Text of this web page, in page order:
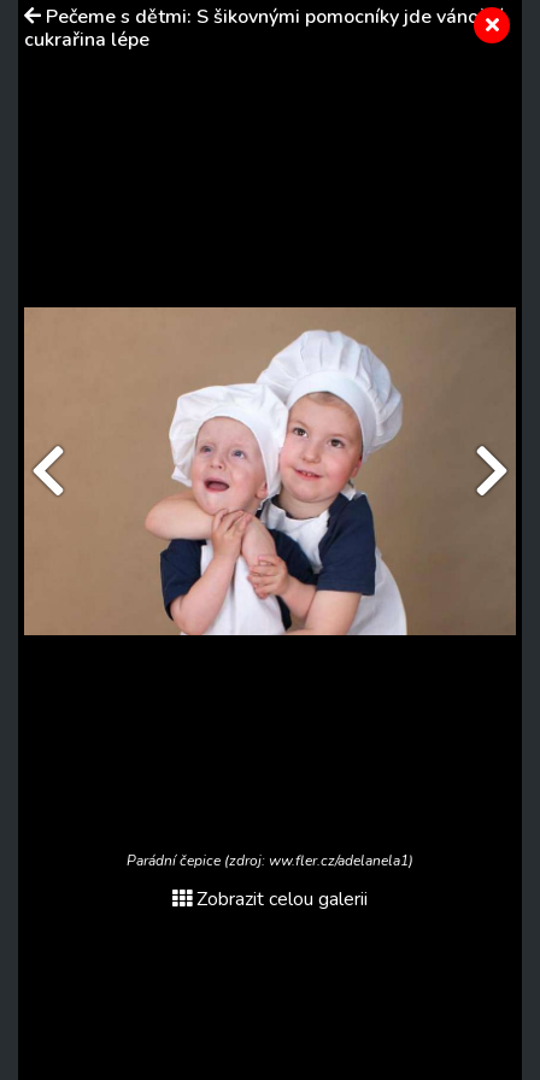
Pečeme s dětmi: S šikovnými pomocníky jde vánoční
cukrařina lépe
Parádní čepice (zdroj: ww.fler.cz/adelanela1)
Zobrazit celou galerii